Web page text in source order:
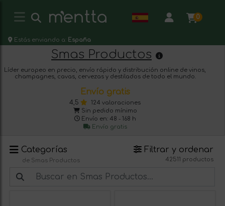
0
Estás enviando a: España
Smas Productos
Líder europeo en precio, envío rápido y distribución online de vinos,
champagnes, cavas, cervezas y destilados de todo el mundo.
Envío gratis
4,5
124 valoraciones
Sin pedido mínimo
Envío en: 48 - 168 h
Envío gratis
Categorías
de Smas Productos
Filtrar y ordenar
42511 productos